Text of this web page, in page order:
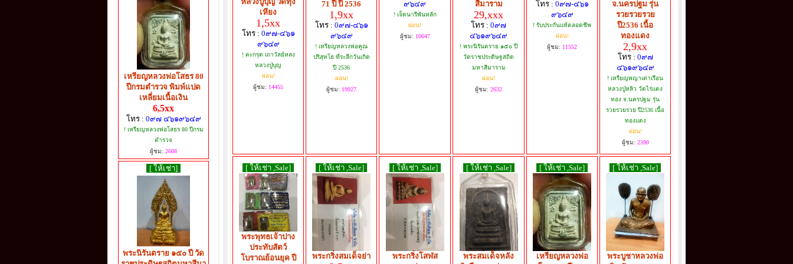
เหรียญหลวงพ่อโสธร 80
ปีกรมตำรวจ พิมพ์แปด
เหลี่ยมเนื้อเงิน
6,5xx
โทร : 0๙๗ ๔๖๑๙๖๔๙
! เหรียญหลวงพ่อโสธร 80 ปีกรม
ตำรวจ
ผู้ชม: 2608
[ ให้เช่า]
พระนิรันตราย ๑๕๐ ปี วัด
เหียง
1,5xx
โทร : 0๙๗-๔๖๑
๙๖๔๙
! ตะกรุด เถาวัลย์หลง
หลวงปู่บุญ
ผ่อน!
ผู้ชม: 14455
71 ปี ปี 2536
1,9xx
โทร : 0๙๗-๔๖๑
๙๖๔๙
! เหรียญหลวงพ่อคูณ
ปริสุทโธ ที่ระลึกวันเกิด
ปี 2536
ผ่อน!
ผู้ชม: 19927
๙๖๔๙
! เจ็ดนารีพันหลัก
ผ่อน!
ผู้ชม: 10647
สีมาราม
29,xxx
โทร : 0๙๗
๔๖๑๙๖๔๙
! พระนิรันตราย ๑๕๐ ปี
วัดราชประดิษฐสถิต
มหาสีมาราม
ผ่อน!
ผู้ชม: 2632
โทร : 0๙๗-๔๖๑
๙๖๔๙
! รับประกันแท้ตลอดชีพ
ผ่อน!
ผู้ชม: 11552
จ.นครปฐม รุ่น
รวยรวยรวย
ปี2536 เนื้อ
ทองแดง
2,9xx
โทร : 0๙๗
๔๖๑๙๖๔๙
! เหรียญพญาเต่าเรือน
หลวงปู่หลิว วัดไร่แตง
ทอง จ.นครปฐม รุ่น
รวยรวยรวย ปี2536 เนื้อ
ทองแดง
ผ่อน!
ผู้ชม: 2390
[ ให้เช่า ,Sale]
พระพุทธเจ้าปาง
ประทับสัตว์
โบราณย้อนยุค ปี
[ ให้เช่า ,Sale]
พระกริ่งสมเด็จย่า
[ ให้เช่า ,Sale]
พระกริ่งโสฬส
[ ให้เช่า ,Sale]
พระสมเด็จหลัง
[ ให้เช่า ,Sale]
เหรียญหลวงพ่อ
[ ให้เช่า ,Sale]
พระบูชาหลวงพ่อ